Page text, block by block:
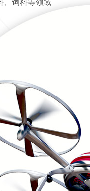
、饲料等领域